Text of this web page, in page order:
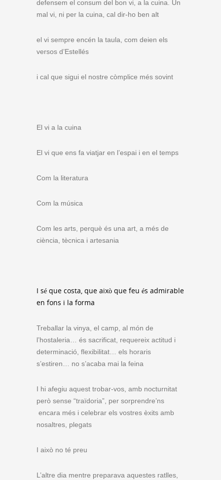
defensem el consum del bon vi, a la cuina. Un
mal vi, ni per la cuina, cal dir-ho ben alt
el vi sempre encén la taula, com deien els
versos d’Estellés
i cal que sigui el nostre còmplice més sovint
El vi a la cuina
El vi que ens fa viatjar en l’espai i en el temps
Com la literatura
Com la música
Com les arts, perquè és una art, a més de
ciència, tècnica i artesania
I sé que costa, que això que feu és admirable
en fons i la forma
Treballar la vinya, el camp, al món de
l’hostaleria… és sacrificat, requereix actitud i
determinació, flexibilitat… els horaris
s’estiren… no s’acaba mai la feina
I hi afegiu aquest trobar-vos, amb nocturnitat
però sense “traïdoria”, per sorprendre’ns
encara més i celebrar els vostres èxits amb
nosaltres, plegats
I això no té preu
L’altre dia mentre preparava aquestes ratlles,